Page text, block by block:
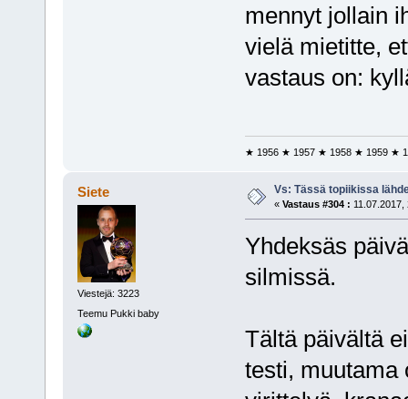
mennyt jollain
vielä mietitte,
vastaus on:
★ 1956 ★ 1957 ★ 1958 ★ 1959 ★
Siete
Viestejä: 3223
Teemu Pukki baby
Vs: Tässä topiikissa
« Vastaus #304 : 11.07.2017,
Yhdeksäs
silmissä.
Tältä päivältä
testi, muutama